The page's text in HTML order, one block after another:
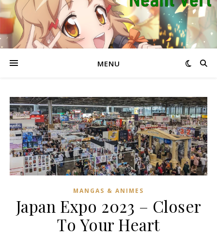
MENU
MANGAS & ANIMES
Japan Expo 2023 – Closer
To Your Heart